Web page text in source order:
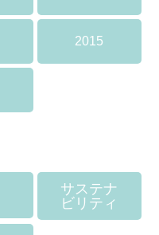
2015
サステナ
ビリティ